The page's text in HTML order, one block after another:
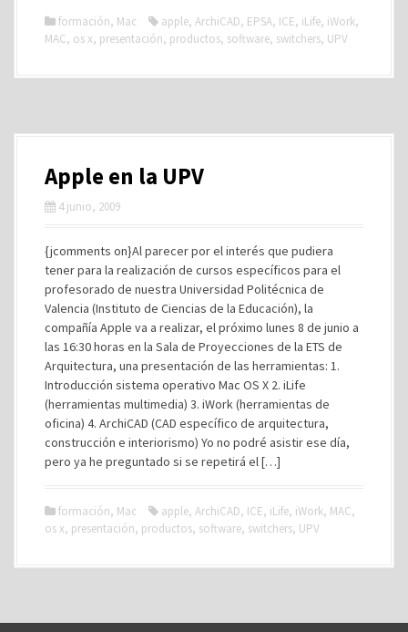
formación, Mac apple, ArchiCAD, EPSA, ICE, iLife, iWork,
MAC, os x, presentación, productos, software, switchers, UPV
Apple en la UPV
4 junio, 2009
{jcomments on}Al parecer por el interés que pudiera
tener para la realización de cursos específicos para el
profesorado de nuestra Universidad Politécnica de
Valencia (Instituto de Ciencias de la Educación), la
compañía Apple va a realizar, el próximo lunes 8 de junio a
las 16:30 horas en la Sala de Proyecciones de la ETS de
Arquitectura, una presentación de las herramientas: 1.
Introducción sistema operativo Mac OS X 2. iLife
(herramientas multimedia) 3. iWork (herramientas de
oficina) 4. ArchiCAD (CAD específico de arquitectura,
construcción e interiorismo) Yo no podré asistir ese día,
pero ya he preguntado si se repetirá el […]
formación, Mac apple, ArchiCAD, ICE, iLife, iWork, MAC,
os x, presentación, productos, software, switchers, UPV